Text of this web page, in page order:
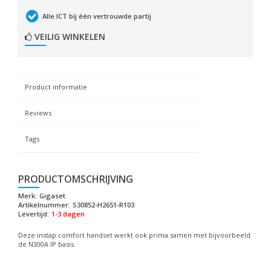
Alle ICT bij één vertrouwde partij
VEILIG WINKELEN
Product informatie
Reviews
Tags
PRODUCTOMSCHRIJVING
Merk: Gigaset
Artikelnummer: S30852-H2651-R103
Levertijd: 1-3 dagen
Deze instap comfort handset werkt ook prima samen met bijvoorbeeld
de N300A IP basis.